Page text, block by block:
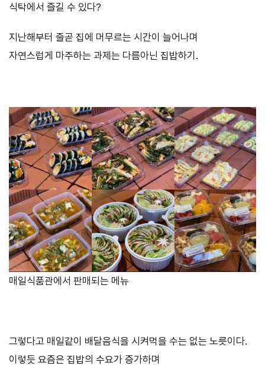
식탁에서 즐길 수 있다?
지난해부터 줄곧 집에 머무르는 시간이 늘어나며
자연스럽게 마주하는 과제는 다름아닌 집밥하기.
매일식품관에서 판매되는 메뉴
그렇다고 매일같이 배달음식을 시켜먹을 수는 없는 노릇이다.
이렇듯 요즘은 집밥의 수요가 증가하며